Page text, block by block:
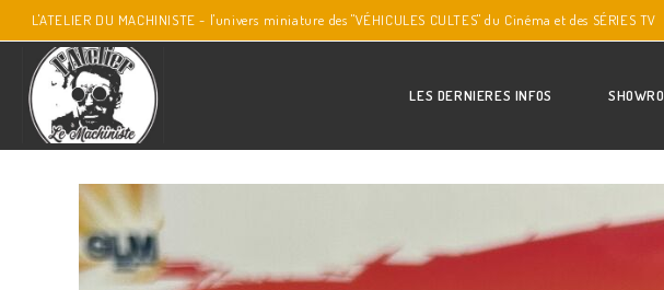
L'ATELIER DU MACHINISTE - l'univers miniature des "VÉHICULES CULTES" du Cinéma et des SÉRIES TV
LES DERNIERES INFOS